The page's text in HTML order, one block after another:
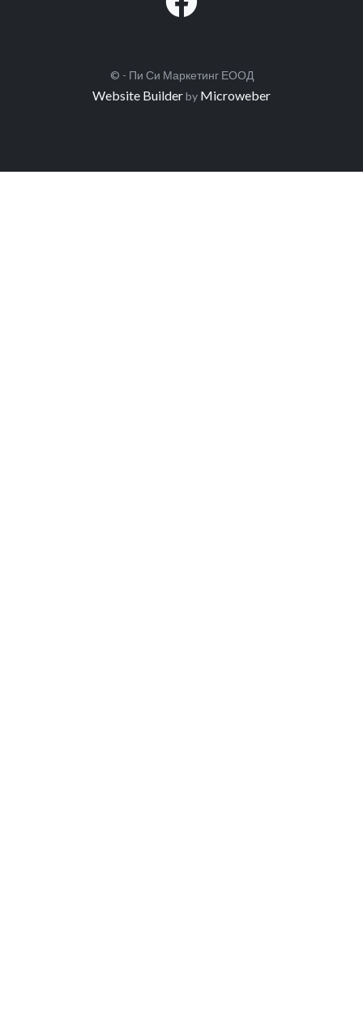
© - Пи Си Маркетинг ЕООД
Website Builderby Microweber